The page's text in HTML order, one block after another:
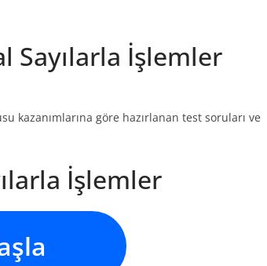
Sayılarla İşlemler
kazanımlarına göre hazırlanan test soruları ve
İşlemler